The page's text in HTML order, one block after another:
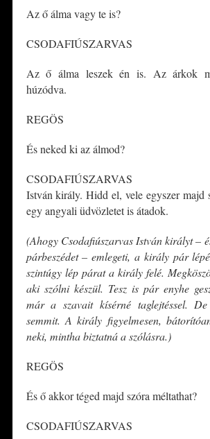
Az ő álma vagy te is?
CSODAFIÚSZARVAS
Az ő álma leszek én is. Az árkok
húzódva.
REGÖS
És neked ki az álmod?
CSODAFIÚSZARVAS
István király. Hidd el, vele egyszer majd
egy angyali üdvözletet is átadok.
(Ahogy Csodafiúszarvas István királyt –
párbeszédet – emlegeti, a király pár
szintúgy lép párat a király felé.
aki szólni készül. Tesz is pár enyhe
már a szavait kísérné taglejtéssel.
semmit. A király figyelmesen,
neki, mintha biztatná a szólásra.)
REGÖS
És ő akkor téged majd szóra méltathat?
CSODAFIÚSZARVAS